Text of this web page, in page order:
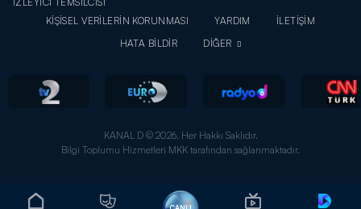
KİŞİSEL VERİLERİN KORUNMASI
YARDIM
İLETİŞİM
HATA BİLDİR
DİĞER
KANAL D © 2026. Her Hakkı Saklıdır.
Bilgi Toplumu Hizmetleri MKK tarafından sağlanmaktadır.